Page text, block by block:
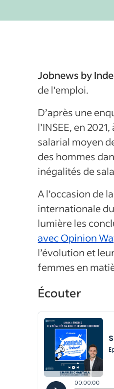
Jobnews by
de l’emploi.
D’après une
l’INSEE, en
salarial moyen
des hommes
inégalités de
A l’occasion de
internationale
lumière les
avec Opinion
l’évolution et
femmes en
Écouter